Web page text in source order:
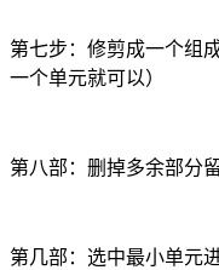
第七步：修剪成一个组
一个单元就可以）
第八部：删掉多余部分
第几部：选中最小单元